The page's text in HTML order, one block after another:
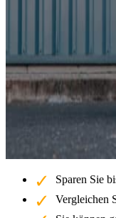
Sparen Sie
Vergleichen